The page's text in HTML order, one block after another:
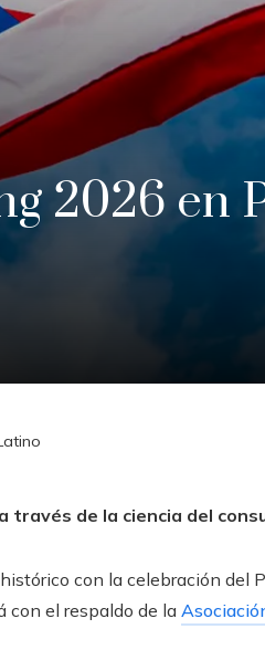
2026 en
través de la ciencia del
con la celebración del
con el respaldo de la